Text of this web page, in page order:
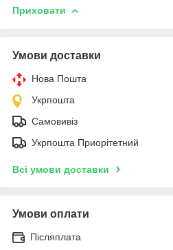
Приховати
Умови доставки
Нова Пошта
Укрпошта
Самовивіз
Укрпошта Приорітетний
Всі умови доставки
Умови оплати
Післяплата